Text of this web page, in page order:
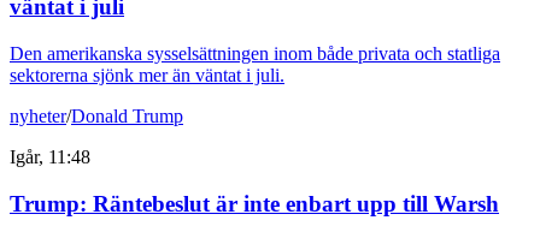
väntat i juli
Den amerikanska sysselsättningen inom både privata och statliga
sektorerna sjönk mer än väntat i juli.
nyheter/Donald Trump
Igår, 11:48
Trump: Räntebeslut är inte enbart upp till Warsh